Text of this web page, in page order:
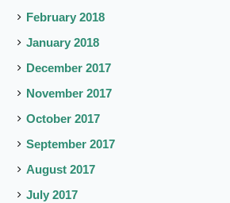
February 2018
January 2018
December 2017
November 2017
October 2017
September 2017
August 2017
July 2017